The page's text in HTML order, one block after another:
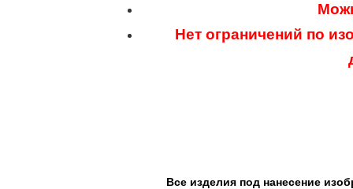
Нет ограничений по
Все изделия под нанесение